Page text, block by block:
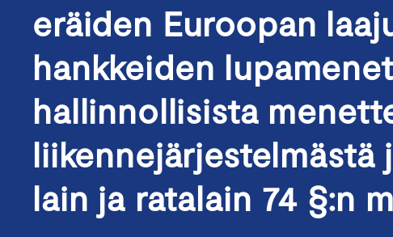
eräiden Euroopan
hankkeiden
hallinnollisista
liikennejärjestelmästä
lain ja ratalain 74 §:n